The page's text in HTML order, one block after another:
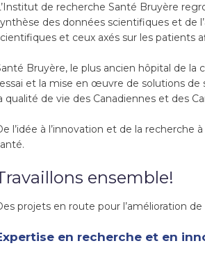
de recherche Santé Bruyère
des données scientifiques et de
et ceux axés sur les patients
Bruyère, le plus ancien hôpital de la
et la mise en œuvre de solutions
qualité de vie des Canadiennes et des
l’idée à l’innovation et de la recherche
ensemble!
projets en route pour l’amélioration
en recherche et en